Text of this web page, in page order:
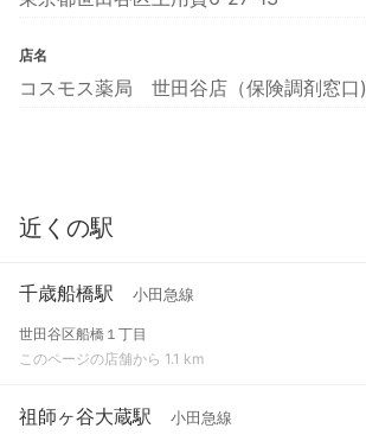
店名
コスモス薬局 世田谷店（保険調剤窓口)
近くの駅
千歳船橋駅 小田急線
世田谷区船橋１丁目
このページの店舗から 1.1 km
祖師ヶ谷大蔵駅 小田急線